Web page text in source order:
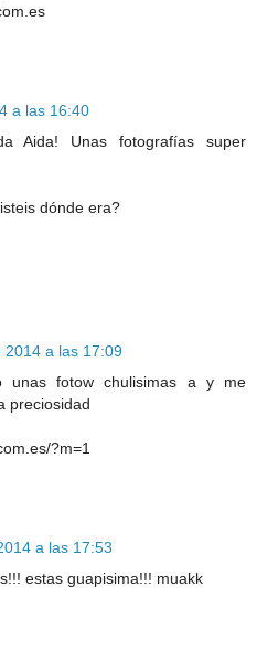
a las 16:40
Aida! Unas fotografías super
dónde era?
2014 a las 17:09
unas fotow chulisimas a y me
preciosidad
?m=1
a las 17:53
estas guapisima!!! muakk